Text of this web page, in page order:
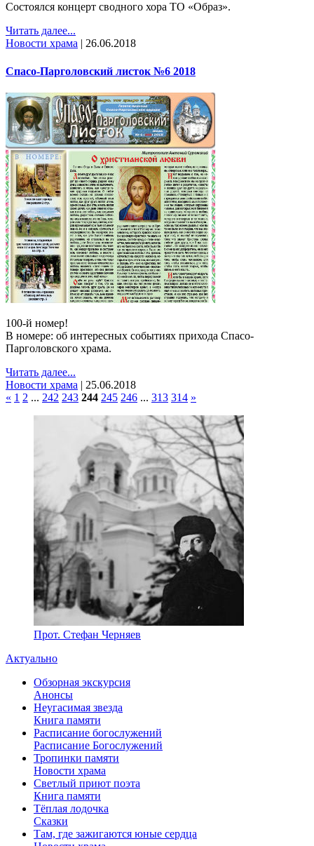
Состоялся концерт сводного хора ТО «Образ».
Читать далее...
Новости храма | 26.06.2018
Спасо-Парголовский листок №6 2018
100-й номер!
В номере: об интересных событиях прихода Спасо-
Парголовского храма.
Читать далее...
Новости храма | 25.06.2018
« 1 2 ... 242 243 244 245 246 ... 313 314 »
Прот. Стефан Черняев
Актуально
Обзорная экскурсия
Анонсы
Неугасимая звезда
Книга памяти
Расписание богослужений
Расписание Богослужений
Тропинки памяти
Новости храма
Светлый приют поэта
Книга памяти
Тёплая лодочка
Сказки
Там, где зажигаются юные сердца